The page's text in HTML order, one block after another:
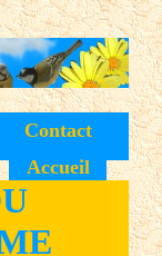
Contact
Accueil